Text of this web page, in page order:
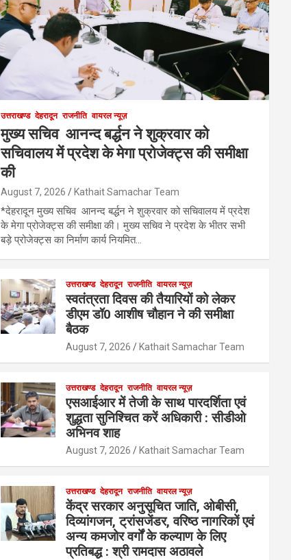
उत्तराखण्ड देहरादून राजनीति वायरल न्यूज़
मुख्य सचिव आनन्द बर्द्धन ने शुक्रवार को
सचिवालय में प्रदेश के मेगा प्रोजेक्ट्स की समीक्षा
की
August 7, 2026 Kathait Samachar Team
*देहरादून मुख्य सचिव आनन्द बर्द्धन ने शुक्रवार को सचिवालय में प्रदेश
के मेगा प्रोजेक्ट्स की समीक्षा की। मुख्य सचिव ने प्रदेश के भीतर सभी
बड़े प्रोजेक्ट्स का निर्माण कार्य नियमित…
उत्तराखण्ड देहरादून राजनीति वायरल न्यूज़
स्वतंत्रता दिवस की तैयारियों को लेकर
डीएम डॉ0 आशीष चौहान ने की समीक्षा
बैठक
August 7, 2026 Kathait Samachar Team
उत्तराखण्ड देहरादून राजनीति वायरल न्यूज़
एसआईआर में तेजी के साथ पारदर्शिता एवं
शुद्धता सुनिश्चित करें अधिकारी : सीडीओ
अभिनव शाह
August 7, 2026 Kathait Samachar Team
उत्तराखण्ड देहरादून राजनीति वायरल न्यूज़
केंद्र सरकार अनुसूचित जाति, ओबीसी,
दिव्यांगजन, ट्रांसजेंडर, वरिष्ठ नागरिकों एवं
अन्य कमजोर वर्गों के कल्याण के लिए
प्रतिबद्ध : श्री रामदास अठावले